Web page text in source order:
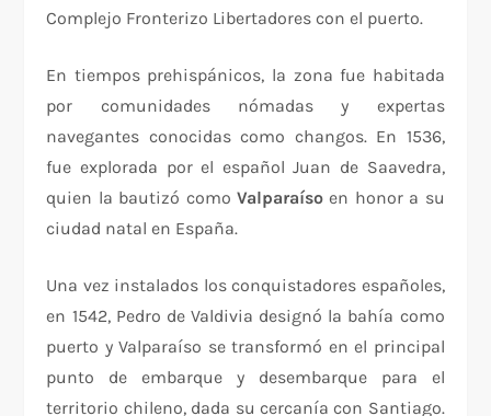
Complejo Fronterizo Libertadores con el puerto.
En tiempos prehispánicos, la zona fue habitada
por comunidades nómadas y expertas
navegantes conocidas como changos. En 1536,
fue explorada por el español Juan de Saavedra,
quien la bautizó como Valparaíso en honor a su
ciudad natal en España.
Una vez instalados los conquistadores españoles,
en 1542, Pedro de Valdivia designó la bahía como
puerto y Valparaíso se transformó en el principal
punto de embarque y desembarque para el
territorio chileno, dada su cercanía con Santiago.